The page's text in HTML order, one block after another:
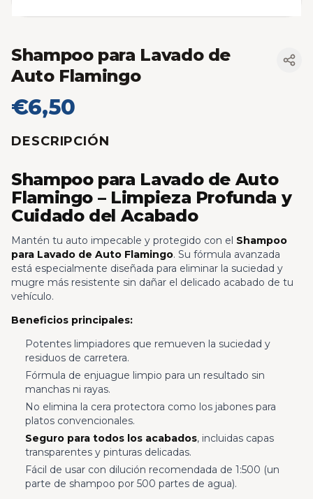
Shampoo para Lavado de
Auto Flamingo
€6,50
DESCRIPCIÓN
Shampoo para Lavado de Auto
Flamingo – Limpieza Profunda y
Cuidado del Acabado
Mantén tu auto impecable y protegido con el Shampoo
para Lavado de Auto Flamingo. Su fórmula avanzada
está especialmente diseñada para eliminar la suciedad y
mugre más resistente sin dañar el delicado acabado de tu
vehículo.
Beneficios principales:
Potentes limpiadores que remueven la suciedad y
residuos de carretera.
Fórmula de enjuague limpio para un resultado sin
manchas ni rayas.
No elimina la cera protectora como los jabones para
platos convencionales.
Seguro para todos los acabados, incluidas capas
transparentes y pinturas delicadas.
Fácil de usar con dilución recomendada de 1:500 (un
parte de shampoo por 500 partes de agua).